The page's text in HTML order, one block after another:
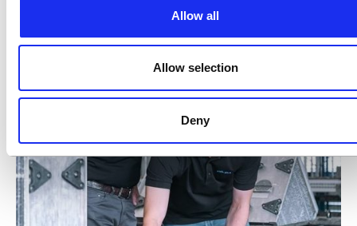
Allow all
Allow selection
Deny